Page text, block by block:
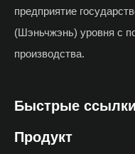
предприятие
(Шэньчжэнь) уровня с
производства.
Быстрые ссылки
Продукт